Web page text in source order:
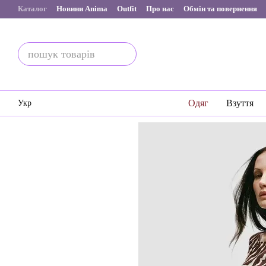
Перейти до основного контенту
Каталог Новини Anima Outfit Про нас Обмін та повернення
Укр Одяг Взуття